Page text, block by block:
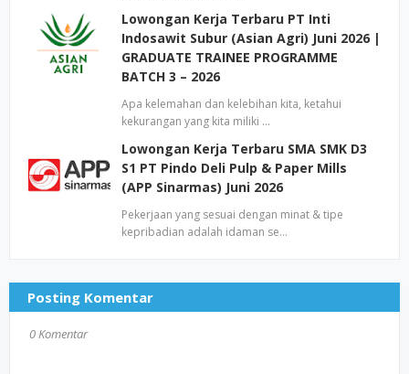
Lowongan Kerja Terbaru PT Inti
Indosawit Subur (Asian Agri) Juni 2026 |
GRADUATE TRAINEE PROGRAMME
BATCH 3 – 2026
Apa kelemahan dan kelebihan kita, ketahui
kekurangan yang kita miliki …
Lowongan Kerja Terbaru SMA SMK D3
S1 PT Pindo Deli Pulp & Paper Mills
(APP Sinarmas) Juni 2026
Pekerjaan yang sesuai dengan minat & tipe
kepribadian adalah idaman se…
Posting Komentar
0 Komentar